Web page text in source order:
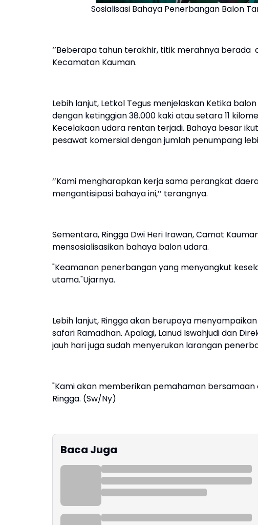
Sosialisasi Bahaya Penerbangan Balon
‘’Beberapa tahun terakhir, titik merahnya berada
Kecamatan Kauman.
Lebih lanjut, Letkol Tegus menjelaskan Ketika
dengan ketinggian 38.000 kaki atau setara 11
Kecelakaan udara rentan terjadi. Bahaya besar
pesawat komersial dengan jumlah penumpang
‘’Kami mengharapkan kerja sama perangkat
mengantisipasi bahaya ini,’’ terangnya.
Sementara, Ringga Dwi Heri Irawan, Camat
mensosialisasikan bahaya balon udara.
"Keamanan penerbangan yang menyangkut
utama."Ujarnya.
Lebih lanjut, Ringga akan berupaya
safari Ramadhan. Apalagi, Lanud Iswahjudi dan
jauh hari juga sudah menyerukan larangan
"Kami akan memberikan pemahaman
Ringga. (Sw/Ny)
Baca Juga